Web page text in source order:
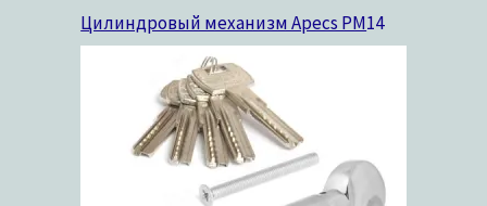
Цилиндровый механизм Apecs PM14